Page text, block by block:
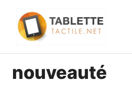
contenu
nouveauté